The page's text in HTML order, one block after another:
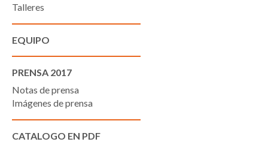
Talleres
EQUIPO
PRENSA 2017
Notas de prensa
Imágenes de prensa
CATALOGO EN PDF